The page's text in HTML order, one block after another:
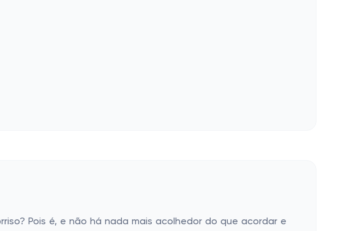
Pois é, e não há nada mais acolhedor do que acordar e